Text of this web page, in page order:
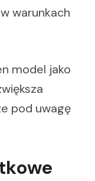
warunkach
model jako
pod uwagę